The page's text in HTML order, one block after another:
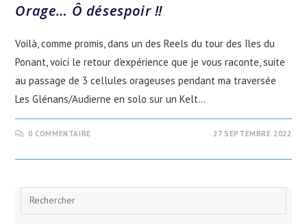
Orage… Ô désespoir !!
Voilà, comme promis, dans un des Reels du tour des îles du
Ponant, voici le retour d'expérience que je vous raconte, suite
au passage de 3 cellules orageuses pendant ma traversée
Les Glénans/Audierne en solo sur un Kelt…
0 COMMENTAIRE 27 SEPTEMBRE 2022
Rechercher
sur